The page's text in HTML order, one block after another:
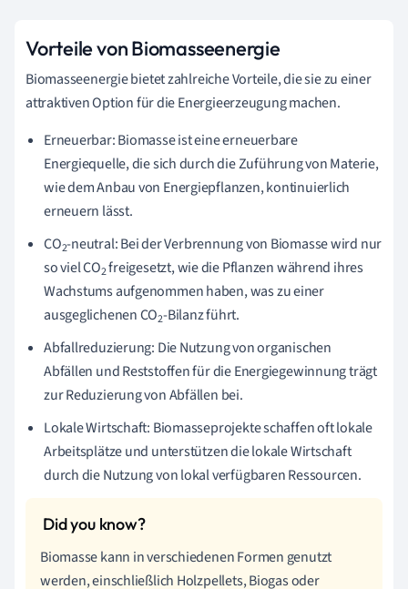
Vorteile von Biomasseenergie
Biomasseenergie bietet zahlreiche Vorteile, die sie zu einer
attraktiven Option für die Energieerzeugung machen.
Erneuerbar: Biomasse ist eine erneuerbare
Energiequelle, die sich durch die Zuführung von Materie,
wie dem Anbau von Energiepflanzen, kontinuierlich
erneuern lässt.
CO2-neutral: Bei der Verbrennung von Biomasse wird nur
so viel CO2freigesetzt, wie die Pflanzen während ihres
Wachstums aufgenommen haben, was zu einer
ausgeglichenen CO2-Bilanz führt.
Abfallreduzierung: Die Nutzung von organischen
Abfällen und Reststoffen für die Energiegewinnung trägt
zur Reduzierung von Abfällen bei.
Lokale Wirtschaft: Biomasseprojekte schaffen oft lokale
Arbeitsplätze und unterstützen die lokale Wirtschaft
durch die Nutzung von lokal verfügbaren Ressourcen.
Biomasse kann in verschiedenen Formen genutzt
werden, einschließlich Holzpellets, Biogas oder